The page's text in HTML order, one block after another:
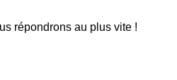
répondrons au plus vite !